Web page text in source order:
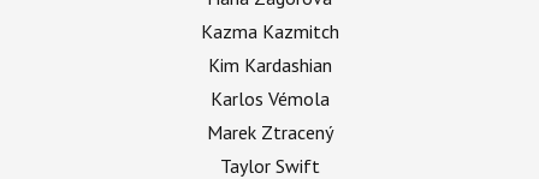
Kazma Kazmitch
Kim Kardashian
Karlos Vémola
Marek Ztracený
Taylor Swift